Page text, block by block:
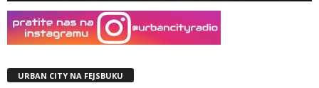
URBAN CITY NA FEJSBUKU